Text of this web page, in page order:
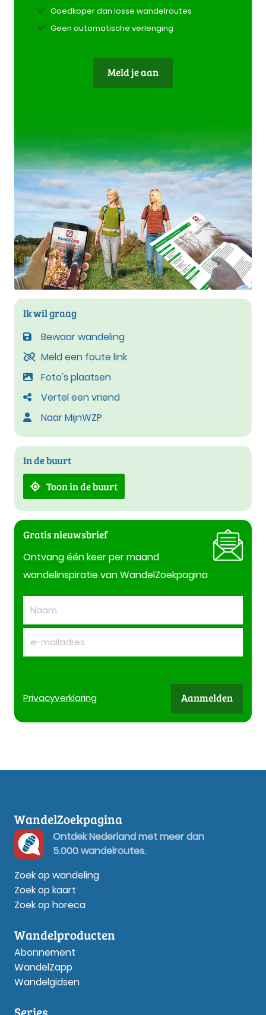
Goedkoper dan losse wandelroutes
Geen automatische verlenging
Meld je aan
Ik wil graag
Bewaar wandeling
Meld een foute link
Foto's plaatsen
Vertel een vriend
Naar MijnWZP
In de buurt
Toon in de buurt
Gratis nieuwsbrief
Ontvang één keer per maand
wandelinspiratie van WandelZoekpagina
Privacyverklaring Aanmelden
WandelZoekpagina
Ontdek Nederland met meer dan
5.000 wandelroutes.
Zoek op wandeling
Zoek op kaart
Zoek op horeca
Wandelproducten
Abonnement
WandelZapp
Wandelgidsen